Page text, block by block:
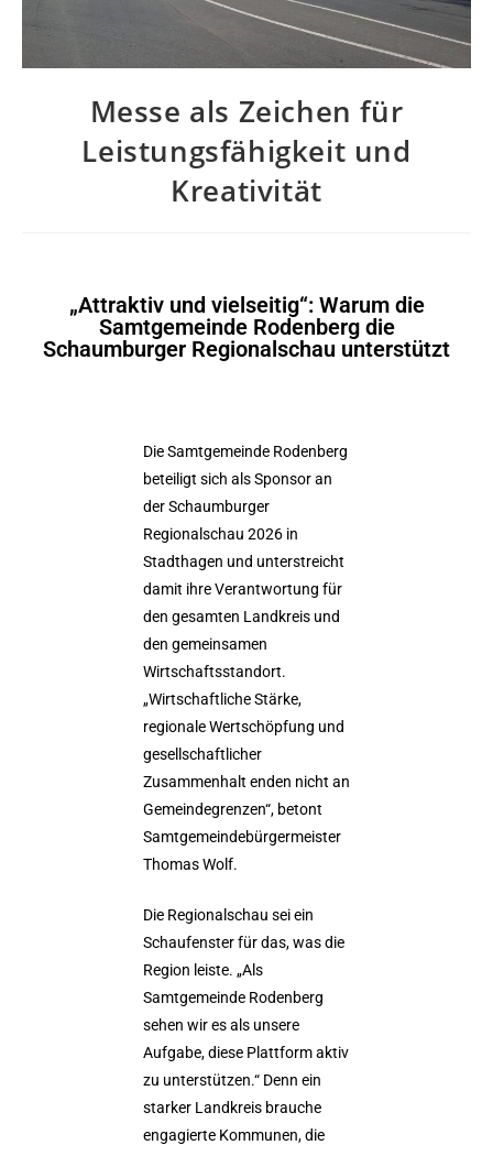
Messe als Zeichen für
Leistungsfähigkeit und
Kreativität
„Attraktiv und vielseitig“: Warum die
Samtgemeinde Rodenberg die
Schaumburger Regionalschau unterstützt
Die Samtgemeinde Rodenberg
beteiligt sich als Sponsor an
der Schaumburger
Regionalschau 2026 in
Stadthagen und unterstreicht
damit ihre Verantwortung für
den gesamten Landkreis und
den gemeinsamen
Wirtschaftsstandort.
„Wirtschaftliche Stärke,
regionale Wertschöpfung und
gesellschaftlicher
Zusammenhalt enden nicht an
Gemeindegrenzen“, betont
Samtgemeindebürgermeister
Thomas Wolf.
Die Regionalschau sei ein
Schaufenster für das, was die
Region leiste. „Als
Samtgemeinde Rodenberg
sehen wir es als unsere
Aufgabe, diese Plattform aktiv
zu unterstützen.“ Denn ein
starker Landkreis brauche
engagierte Kommunen, die